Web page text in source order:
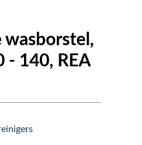
wasborstel,
- 140, REA